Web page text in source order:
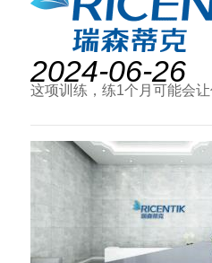
2024-06-26
这项训练，练1个月可能会让